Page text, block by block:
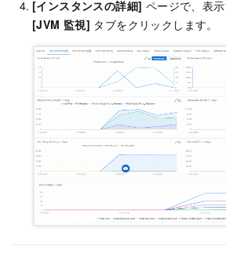
[インスタンスの詳細] ページで、表
[JVM 監視] タブをクリックします。